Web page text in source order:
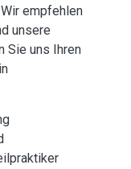
empfehlen
unsere
Sie uns Ihren